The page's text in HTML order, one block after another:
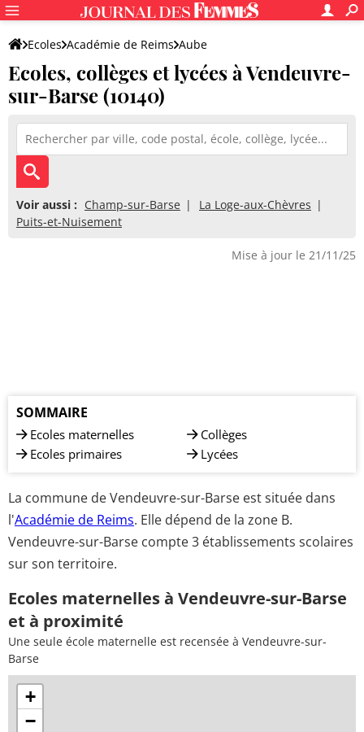
Ecoles Académie de Reims Aube
Ecoles, collèges et lycées à Vendeuvre-
sur-Barse (10140)
Voir aussi : Champ-sur-Barse
La Loge-aux-Chèvres
Puits-et-Nuisement
Mise à jour le 21/11/25
SOMMAIRE
Ecoles maternelles
Ecoles primaires
Collèges
Lycées
La commune de Vendeuvre-sur-Barse est située dans
l'Académie de Reims. Elle dépend de la zone B.
Vendeuvre-sur-Barse compte 3 établissements scolaires
sur son territoire.
Ecoles maternelles à Vendeuvre-sur-Barse
et à proximité
Une seule école maternelle est recensée à Vendeuvre-sur-
Barse
+
−